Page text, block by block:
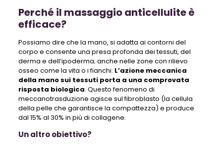
Perché il massaggio anticellulite è
efficace?
Possiamo dire che la mano, si adatta ai contorni del
corpo e consente una presa profonda dei tessuti, del
derma e dell’ipoderma; anche nelle zone con rilievo
osseo come la vita o i fianchi. L’azione meccanica
della mano sui tessuti porta a una comprovata
risposta biologica. Questo fenomeno di
meccanotrasduzione agisce sul fibroblasto (la cellula
della pelle che garantisce la compattezza) e produce
dal 15% al ​​30% in più di collagene.
Un altro obiettivo?